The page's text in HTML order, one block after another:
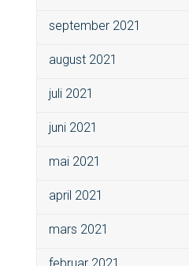
september 2021
august 2021
juli 2021
juni 2021
mai 2021
april 2021
mars 2021